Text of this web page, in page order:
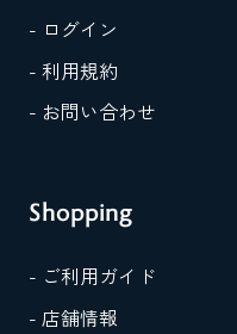
- ログイン
- 利用規約
- お問い合わせ
Shopping
- ご利用ガイド
- 店舗情報